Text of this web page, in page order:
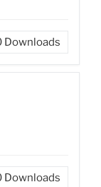
Downloads
Downloads